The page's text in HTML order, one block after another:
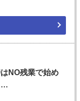
NO残業で始め
…